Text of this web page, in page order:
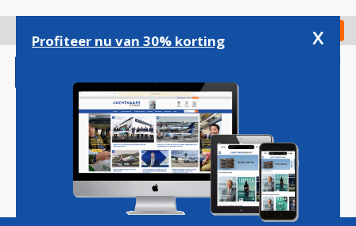
gaan
Check in
Magazine Podcasts Vacatures
Profiteer nu van 30% korting x